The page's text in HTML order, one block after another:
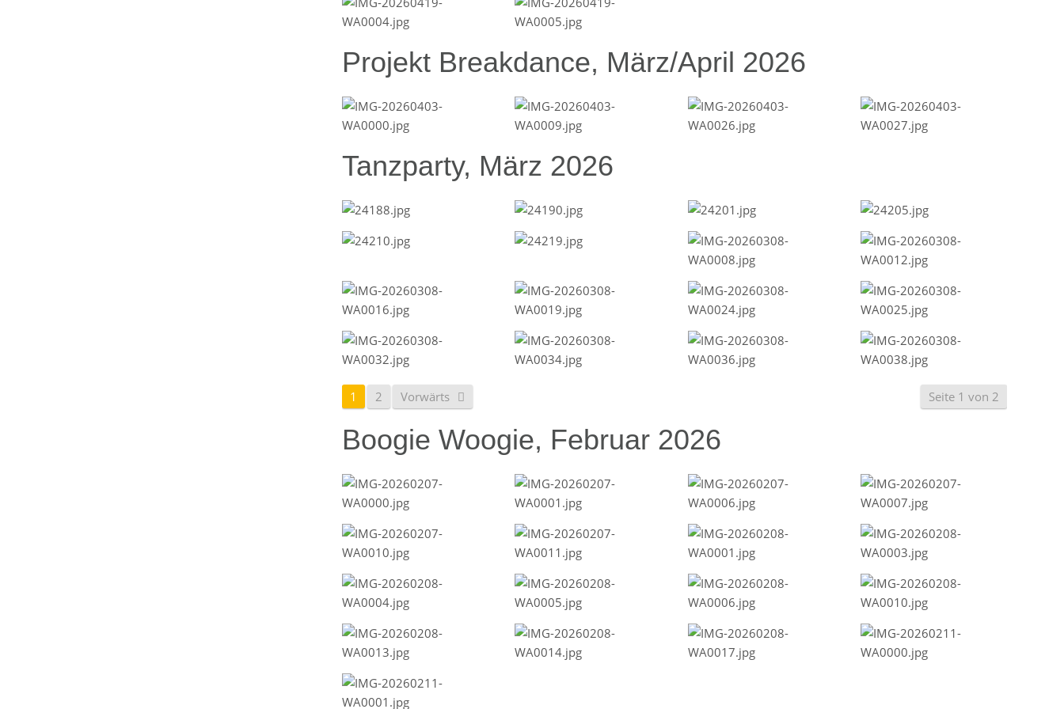
Projekt Breakdance, März/April 2026
Tanzparty, März 2026
Seite 1 von 2
1 2 Vorwärts
Boogie Woogie, Februar 2026